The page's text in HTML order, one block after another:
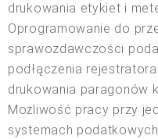
drukowania etykiet i
Oprogramowanie do
sprawozdawczości
podłączenia
drukowania paragonów
Możliwość pracy przy
systemach